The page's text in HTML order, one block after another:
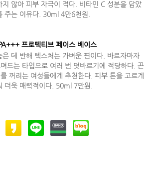
않아 피부 자극이 적다. 비타민 C 성분을 담았
주는 이유다. 30ml 4만6천원.
프로텍티브 페이스 베이스
데 반해 텍스처는 가벼운 편이다. 바르자마자
드는 타입으로 여러 번 덧바르기에 적당하다. 끈
꺼리는 여성들에게 추천한다. 피부 톤을 고르게
더욱 매력적이다. 50ml 7만원.